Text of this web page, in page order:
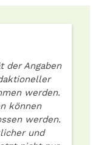
der Angaben
werden.
können
werden.
und